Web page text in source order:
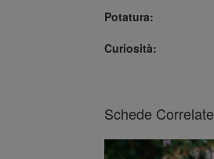
Potatura:
Curiosità:
Schede Correlate